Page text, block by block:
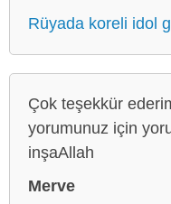
Rüyada koreli idol
Çok teşekkür
yorumunuz için
inşaAllah
Merve